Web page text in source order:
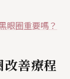
眼圈重要嗎？
善療程